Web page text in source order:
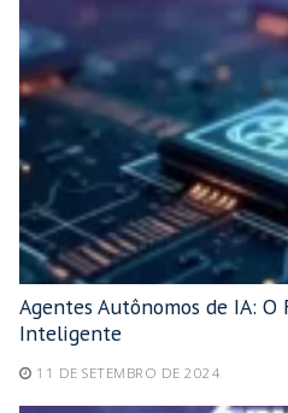
Agentes Autônomos de IA: O
Inteligente
11 DE SETEMBRO DE 2024